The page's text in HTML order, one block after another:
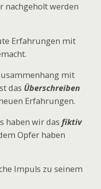
nachgeholt werden
Erfahrungen mit
mit
das Überschreiben
Erfahrungen.
haben wir das fiktiv
Opfer haben
Impuls zu seinem